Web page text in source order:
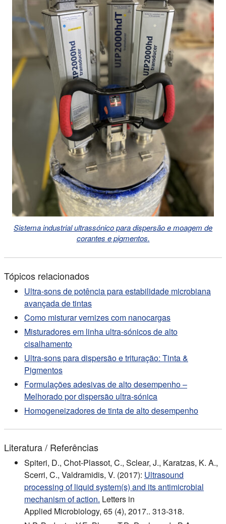
Sistema industrial ultrassónico para dispersão e moagem de
corantes e pigmentos.
Tópicos relacionados
Ultra-sons de potência para estabilidade microbiana
avançada de tintas
Como misturar vernizes com nanocargas
Misturadores em linha ultra-sónicos de alto
cisalhamento
Ultra-sons para dispersão e trituração: Tinta &
Pigmentos
Formulações adesivas de alto desempenho –
Melhorado por dispersão ultra-sónica
Homogeneizadores de tinta de alto desempenho
Literatura / Referências
Spiteri, D., Chot-Plassot, C., Sclear, J., Karatzas, K. A.,
Scerri, C., Valdramidis, V. (2017): Ultrasound
processing of liquid system(s) and its antimicrobial
mechanism of action. Letters in
Applied Microbiology, 65 (4), 2017.. 313-318.